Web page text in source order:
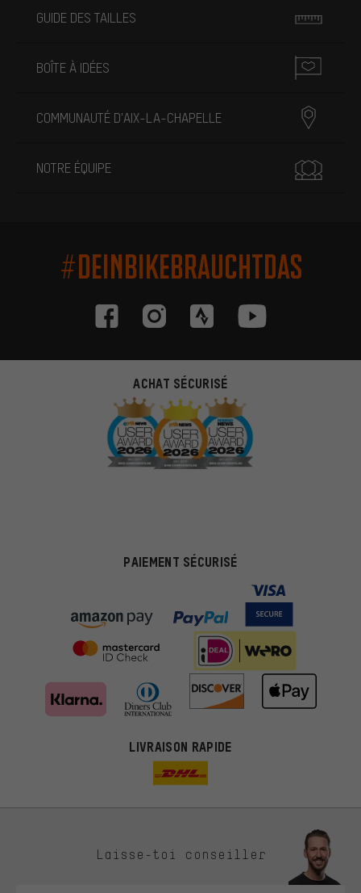
GUIDE DES TAILLES
BOÎTE À IDÉES
COMMUNAUTÉ D'AIX-LA-CHAPELLE
NOTRE ÉQUIPE
#DEINBIKEBRAUCHTDAS
ACHAT SÉCURISÉ
PAIEMENT SÉCURISÉ
LIVRAISON RAPIDE
Laisse-toi conseiller
Des offres plus adaptées
Au lieu de pubs au hasard, nous afficherons des offres plus